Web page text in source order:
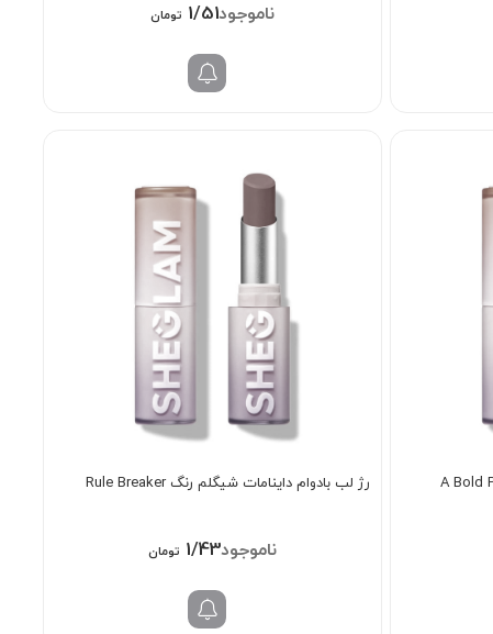
1/518/000 تومان
رژ لب بادوام داینامات شیگلم رنگ Rule Breaker
1/438/000 تومان